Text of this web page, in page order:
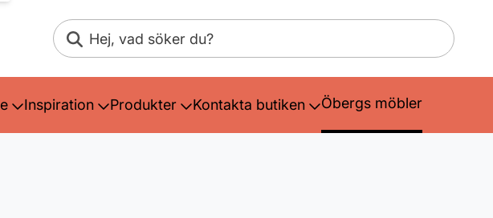
Sök
Inspiration Produkter Kontakta butiken Öbergs möbler